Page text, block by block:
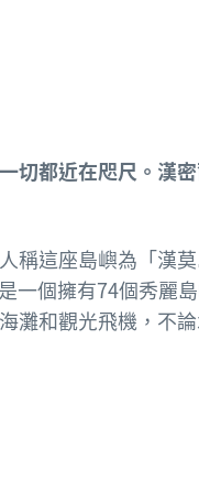
切都近在咫尺。漢
稱這座島嶼為「漢
一個擁有74個秀麗
灘和觀光飛機，不